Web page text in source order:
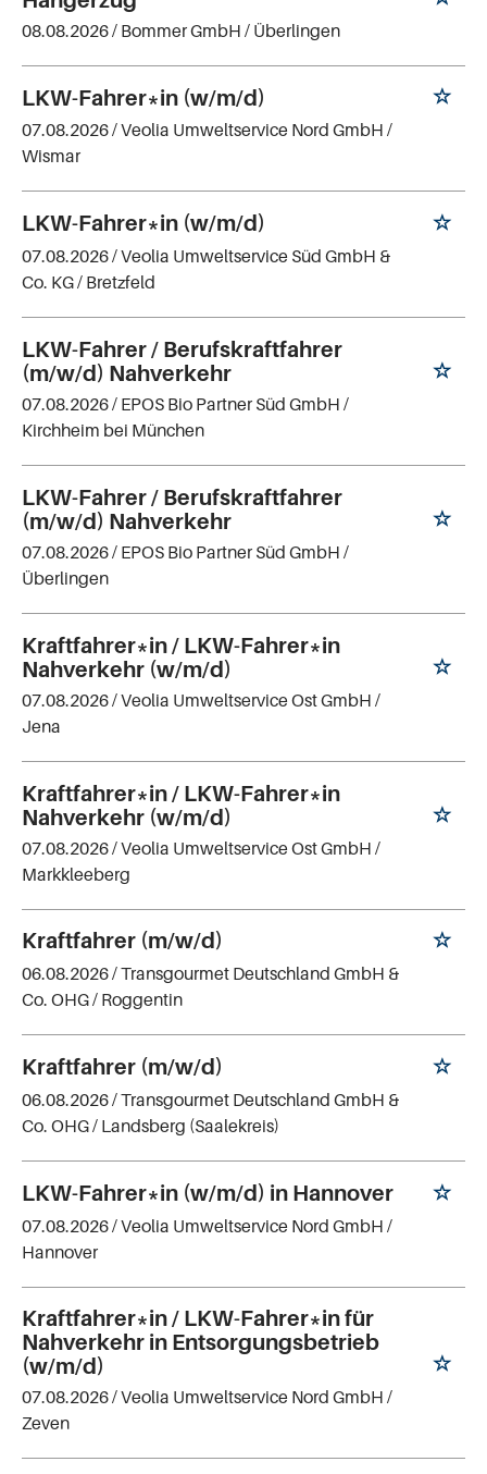
08.08.2026 / Bommer GmbH / Überlingen
LKW-Fahrer*in (w/m/d)
07.08.2026 /Veolia Umweltservice Nord GmbH /
Wismar
LKW-Fahrer*in (w/m/d)
07.08.2026 /Veolia Umweltservice Süd GmbH &
Co. KG/ Bretzfeld
LKW-Fahrer / Berufskraftfahrer
(m/w/d) Nahverkehr
07.08.2026 / EPOS Bio Partner Süd GmbH /
Kirchheim bei München
LKW-Fahrer / Berufskraftfahrer
(m/w/d) Nahverkehr
07.08.2026 / EPOS Bio Partner Süd GmbH /
Überlingen
Kraftfahrer*in / LKW-Fahrer*in
Nahverkehr (w/m/d)
07.08.2026 /Veolia Umweltservice Ost GmbH /
Jena
Kraftfahrer*in / LKW-Fahrer*in
Nahverkehr (w/m/d)
07.08.2026 /Veolia Umweltservice Ost GmbH /
Markkleeberg
Kraftfahrer (m/w/d)
06.08.2026 /Transgourmet Deutschland GmbH &
Co. OHG/ Roggentin
Kraftfahrer (m/w/d)
06.08.2026 /Transgourmet Deutschland GmbH &
Co. OHG/ Landsberg (Saalekreis)
LKW-Fahrer*in (w/m/d) in Hannover
07.08.2026 /Veolia Umweltservice Nord GmbH /
Hannover
Kraftfahrer*in / LKW-Fahrer*in für
Nahverkehr in Entsorgungsbetrieb
(w/m/d)
07.08.2026 /Veolia Umweltservice Nord GmbH /
Zeven